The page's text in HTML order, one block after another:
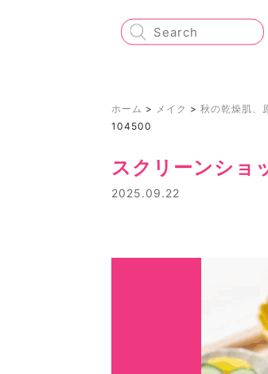
ホーム > メイク > 秋の乾燥肌、
104500
スクリーンシ
2025.09.22